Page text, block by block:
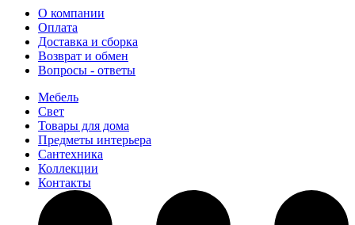
О компании
Оплата
Доставка и сборка
Возврат и обмен
Вопросы - ответы
Мебель
Свет
Товары для дома
Предметы интерьера
Сантехника
Коллекции
Контакты